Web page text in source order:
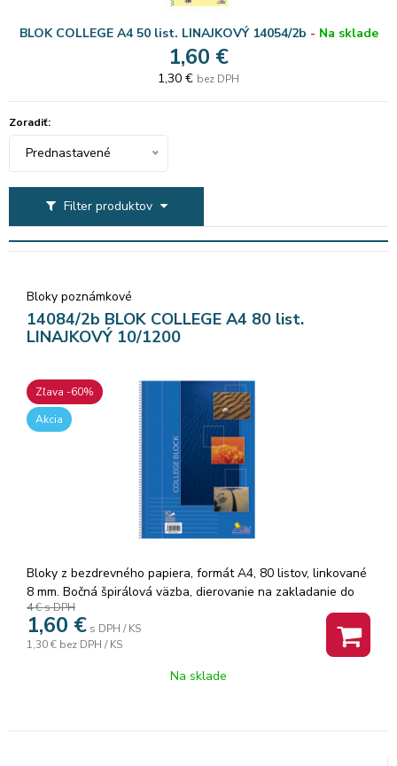
BLOK COLLEGE A4 50 list. LINAJKOVÝ 14054/2b - Na sklade
1,60 €
1,30 € bez DPH
Filter produktov
Zoradiť:
Prednastavené
Bloky poznámkové
14084/2b BLOK COLLEGE A4 80 list.
LINAJKOVÝ 10/1200
Zľava -60%
Akcia
Bloky z bezdrevného papiera, formát A4, 80 listov, linkované
8 mm. Bočná špirálová väzba, dierovanie na zakladanie do
karisblokov, jednotlivé ...
4 €s DPH
1,60 € s DPH / KS
1,30 € bez DPH / KS
Na sklade